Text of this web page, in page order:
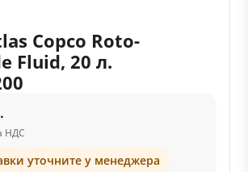
Copco Roto-
Fluid, 20 л.
НДС
уточните у менеджера